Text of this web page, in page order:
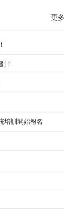
更多
！
培訓開始報名